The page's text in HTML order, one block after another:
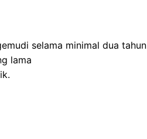
selama minimal dua tahun
lama